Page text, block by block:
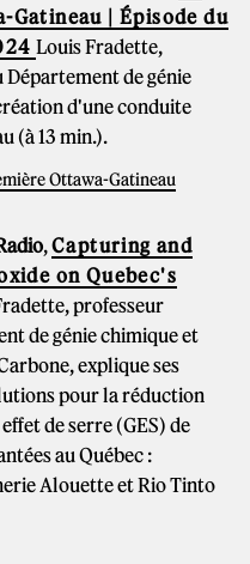
| Épisode du
Louis Fradette,
de génie
d'une conduite
(à 13 min.).
Ottawa-Gatineau
,Capturing and
on Quebec's
professeur
de génie chimique et
explique ses
pour la réduction
de serre (GES) de
au Québec :
Alouette et Rio Tinto